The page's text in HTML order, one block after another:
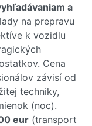
a
na prepravu
k vozidlu
Cena
závisí od
techniky,
(noc).
eur (transport